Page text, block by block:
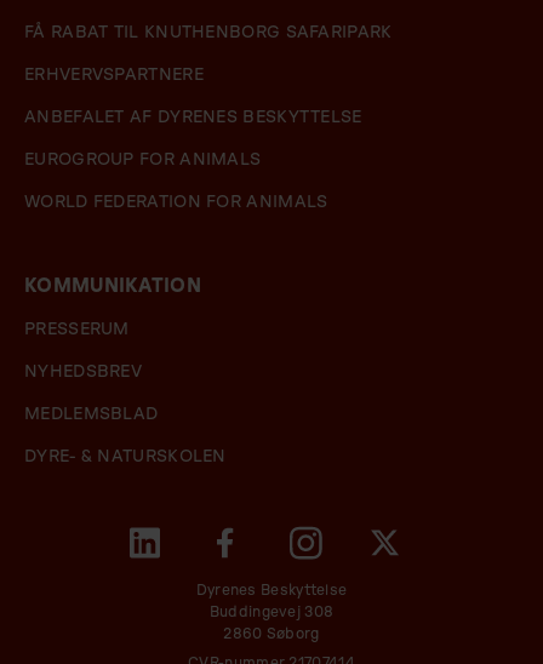
FÅ RABAT TIL KNUTHENBORG SAFARIPARK
ERHVERVSPARTNERE
ANBEFALET AF DYRENES BESKYTTELSE
EUROGROUP FOR ANIMALS
WORLD FEDERATION FOR ANIMALS
KOMMUNIKATION
PRESSERUM
NYHEDSBREV
MEDLEMSBLAD
DYRE- & NATURSKOLEN
Dyrenes Beskyttelse
Buddingevej 308
2860 Søborg